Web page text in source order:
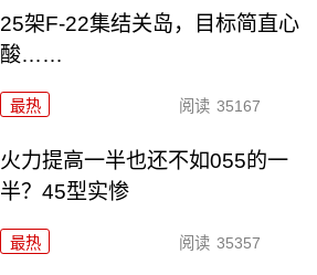
25架F-22集结关岛，目标简直心
酸……
最热 阅读 35167
火力提高一半也还不如055的一
半？45型实惨
最热 阅读 35357